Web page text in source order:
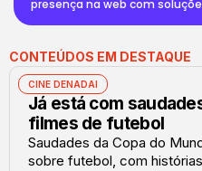
presença na web com
CONTEÚDOS EM DESTAQUE
CINE DENADAI
Já está com
filmes de futebol
Saudades da Copa do
sobre futebol, com